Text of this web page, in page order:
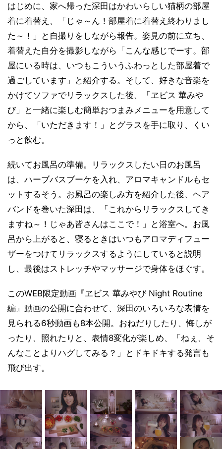
はじめに、家へ帰った深田はかわいらしい猫柄の部屋
着に着替え、「じゃ～ん！部屋着に着替え終わりまし
た～！」と自撮りをしながら報告。姿見の前に立ち、
着替えた自分を撮影しながら「こんな感じでーす。部
屋にいる時は、いつもこういうふわっとした部屋着で
過ごしています」と紹介する。そして、好きな音楽を
かけてソファでリラックスした後、「ヱビス 華みや
び」と一緒に楽しむ簡単おつまみメニューを用意して
から、「いただきます！」とグラスを手に取り、くい
っと飲む。
続いてお風呂の準備。リラックスしたい日のお風呂
は、ハーブバスブーケを入れ、アロマキャンドルもセ
ットするそう。お風呂の楽しみ方を紹介した後、ヘア
バンドを巻いた深田は、「これからリラックスしてき
ますね～！じゃあ皆さんはここで！」と浴室へ。お風
呂から上がると、寝るときはいつもアロマディフュー
ザーをつけてリラックスするようにしていると説明
し、最後はストレッチやマッサージで身体をほぐす。
このWEB限定動画『ヱビス 華みやび Night Routine
編』動画の公開に合わせて、深田のいろいろな表情を
見られる6秒動画も8本公開。おねだりしたり、悔しが
ったり、照れたりと、表情8変化が楽しめ、「ねぇ、そ
んなことよりハグしてみる？」とドキドキする発言も
飛び出す。